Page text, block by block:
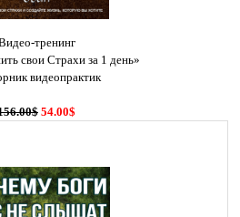
тренинг
свои Страхи за 1 день»
видеопрактик
54.00$